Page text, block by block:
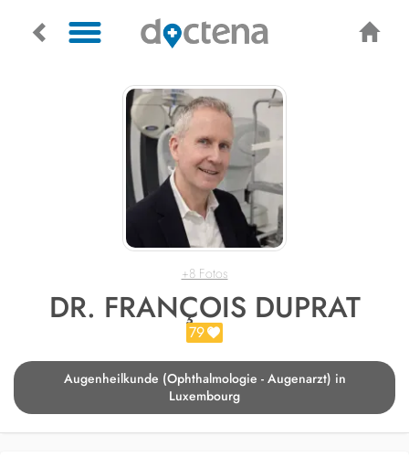
+8 Fotos
DR. FRANÇOIS DUPRAT
79
Augenheilkunde (Ophthalmologie - Augenarzt) in
Luxembourg